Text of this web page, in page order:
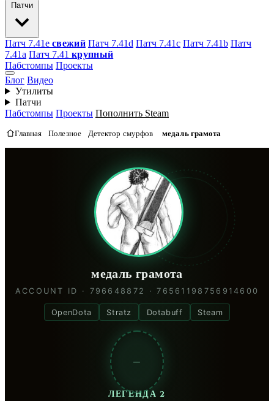
Патчи
Патч 7.41e свежий Патч 7.41d Патч 7.41c Патч 7.41b Патч
7.41а Патч 7.41 крупный
Пабстомпы Проекты
Блог Видео
Утилиты
Патчи
Пабстомпы Проекты Пополнить Steam
Главная Полезное Детектор смурфов медаль грамота
медаль грамота
ACCOUNT ID · 796648872 · 76561198756914600
OpenDota Stratz Dotabuff Steam
—
ЛЕГЕНДА 2